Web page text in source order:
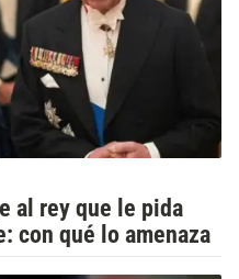
al rey que le pida
con qué lo amenaza